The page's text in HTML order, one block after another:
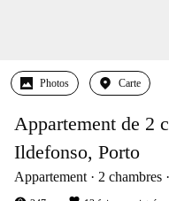
Photos Carte
Appartement de 2
Ildefonso, Porto
Appartement 2 chambres